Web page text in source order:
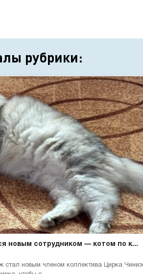
рубрики:
новым сотрудником — котом по к...
стал новым членом коллектива Цирка